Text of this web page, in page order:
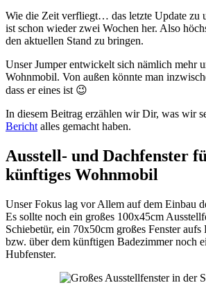
Wie die Zeit verfliegt… das letzte Update zu
ist schon wieder zwei Wochen her. Also
den aktuellen Stand zu bringen.
Unser Jumper entwickelt sich nämlich mehr
Wohnmobil. Von außen könnte man
dass er eines ist 😉
In diesem Beitrag erzählen wir Dir, was wir
Bericht alles gemacht haben.
Ausstell- und Dachfenster
künftiges Wohnmobil
Unser Fokus lag vor Allem auf dem Einbau
Es sollte noch ein großes 100x45cm
Schiebetür, ein 70x50cm großes Fenster
bzw. über dem künftigen Badezimmer noch
Hubfenster.